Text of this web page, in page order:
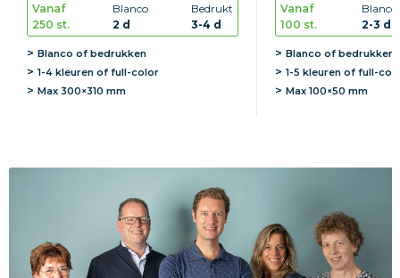
Vanaf
250 st.
Blanco
2 d
Bedrukt
3-4 d
Blanco of bedrukken
1-4 kleuren of full-color
Max 300×310 mm
Vanaf
100 st.
Blanco
2-3 d
Blanco of bedrukken
1-5 kleuren of full-
Max100×50 mm